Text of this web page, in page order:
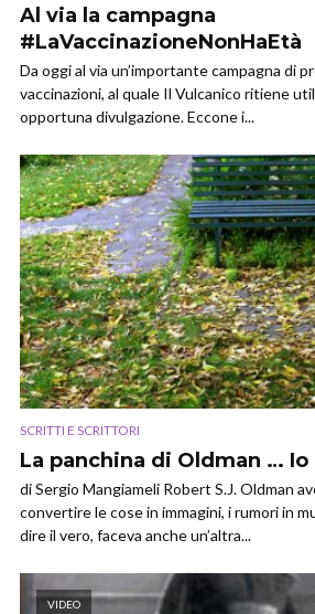
Al via la campagna
#LaVaccinazioneNonHaEtà
Da oggi al via un’importante campagna di
vaccinazioni, al quale Il Vulcanico ritiene
opportuna divulgazione. Eccone i...
SCRITTI E SCRITTORI
La panchina di Oldman … Io
di Sergio Mangiameli Robert S.J. Oldman
convertire le cose in immagini, i rumori in
dire il vero, faceva anche un’altra...
VIDEO